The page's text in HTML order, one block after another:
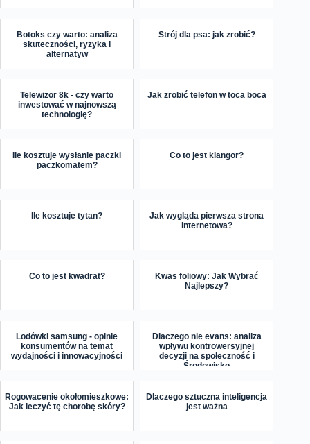
Botoks czy warto: analiza
skuteczności, ryzyka i
alternatyw
Strój dla psa: jak zrobić?
Telewizor 8k - czy warto
inwestować w najnowszą
technologię?
Jak zrobić telefon w toca boca
Ile kosztuje wysłanie paczki
paczkomatem?
Co to jest klangor?
Ile kosztuje tytan?
Jak wygląda pierwsza strona
internetowa?
Co to jest kwadrat?
Kwas foliowy: Jak Wybrać
Najlepszy?
Lodówki samsung - opinie
konsumentów na temat
wydajności i innowacyjności
Dlaczego nie evans: analiza
wpływu kontrowersyjnej
decyzji na społeczność i
Środowisko
Rogowacenie okołomieszkowe:
Jak leczyć tę chorobę skóry?
Dlaczego sztuczna inteligencja
jest ważna